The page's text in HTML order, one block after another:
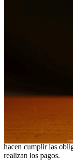
Nuestros
La manutención
niños reciban el
ayudan a establecer
modifican órdenes
hacen cumplir las
realizan los pagos.